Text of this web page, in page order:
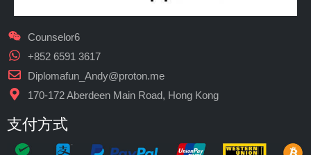
Counselor6
+852 6591 3617
Diplomafun_Andy@proton.me
170-172 Aberdeen Main Road, Hong Kong
支付方式